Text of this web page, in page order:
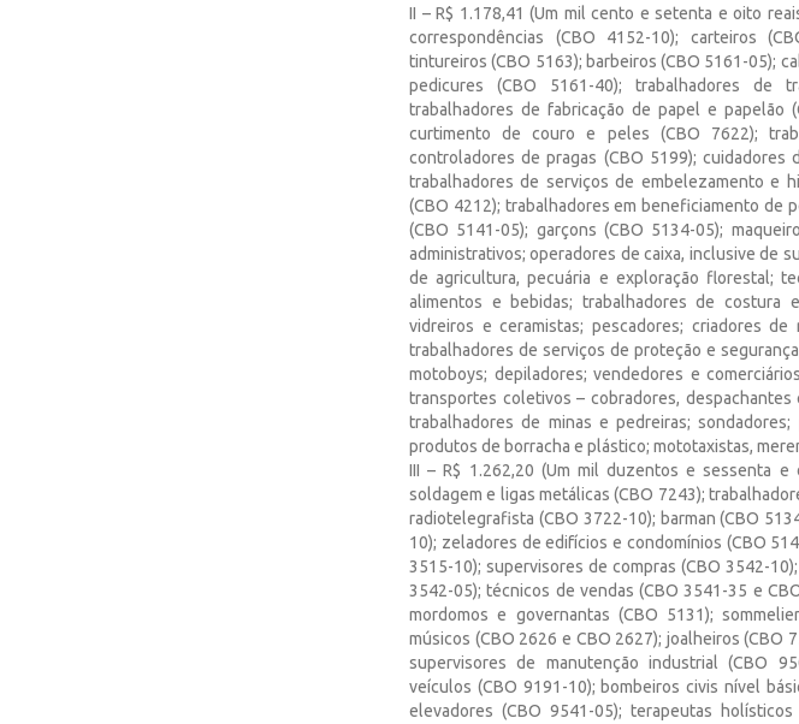
II – R$ 1.178,41 (Um mil cento e setenta e oito
correspondências (CBO 4152-10); carteiros
tintureiros (CBO 5163); barbeiros (CBO 5161-05);
pedicures (CBO 5161-40); trabalhadores de
trabalhadores de fabricação de papel e papelão
curtimento de couro e peles (CBO 7622);
controladores de pragas (CBO 5199); cuidadores
trabalhadores de serviços de embelezamento e
(CBO 4212); trabalhadores em beneficiamento de
(CBO 5141-05); garçons (CBO 5134-05);
administrativos; operadores de caixa, inclusive de
de agricultura, pecuária e exploração florestal;
alimentos e bebidas; trabalhadores de costura
vidreiros e ceramistas; pescadores; criadores
trabalhadores de serviços de proteção e
motoboys; depiladores; vendedores e
transportes coletivos – cobradores,
trabalhadores de minas e pedreiras;
produtos de borracha e plástico; mototaxistas,
III – R$ 1.262,20 (Um mil duzentos e sessenta
soldagem e ligas metálicas (CBO 7243);
radiotelegrafista (CBO 3722-10); barman (CBO
10); zeladores de edifícios e condomínios (CBO
3515-10); supervisores de compras (CBO 3542-
3542-05); técnicos de vendas (CBO 3541-35 e
mordomos e governantas (CBO 5131);
músicos (CBO 2626 e CBO 2627); joalheiros (CBO
supervisores de manutenção industrial (CBO
veículos (CBO 9191-10); bombeiros civis nível
elevadores (CBO 9541-05); terapeutas